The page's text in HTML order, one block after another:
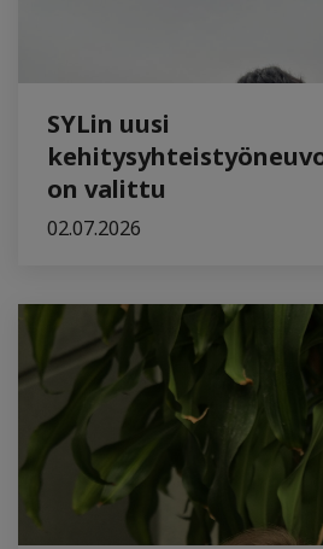
SYLin uusi
on valittu
02.07.2026